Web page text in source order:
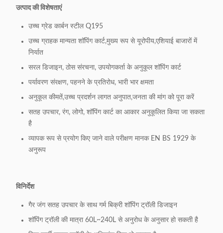
10ट्रॉली लॉक
मॉडल:
लागत।
11.LOGO
12.प्लास्टिक
पैनटोन रंग उपलब्ध है
13अतिरिक्त
एस हुक, सीट सुरक्षा बेल्ट, निचले कोने संरक्षक, शीर्ष
विज्ञापन बोर्ड उपलब्ध हैं। अतिरिक्त लागत।
और ओईएम:
उपलब्ध
उत्पाद की विशेषताएं
उच्च ग्रेड कार्बन स्टील Q195
उच्च ग्राहक मान्यता शॉपिंग कार्ट,मुख्य रूप से यूरोपीय,एशियाई बाजारों में
निर्यात
सरल डिजाइन, ठोस संरचना, उपयोगकर्ता के अनुकूल शॉपिंग कार्ट
पर्यावरण संरक्षण, पहनने के प्रतिरोध, भारी भार क्षमता
अनुकूल कीमतें,उच्च प्रदर्शन लागत अनुपात,जनता की मांग को पूरा करें
सतह उपचार, रंग, लोगो, शॉपिंग कार्ट का आकार अनुकूलित किया जा सकता
है
व्यापक रूप से प्रयोग किए जाने वाले परीक्षण मानक EN BS 1929 के
अनुरूप
विनिर्देश
गैर जंग सतह उपचार के साथ गर्म बिक्री शॉपिंग ट्रॉली डिजाइन
शॉपिंग ट्रॉली की मात्रा 60L~240L से अनुरोध के अनुसार हो सकती है